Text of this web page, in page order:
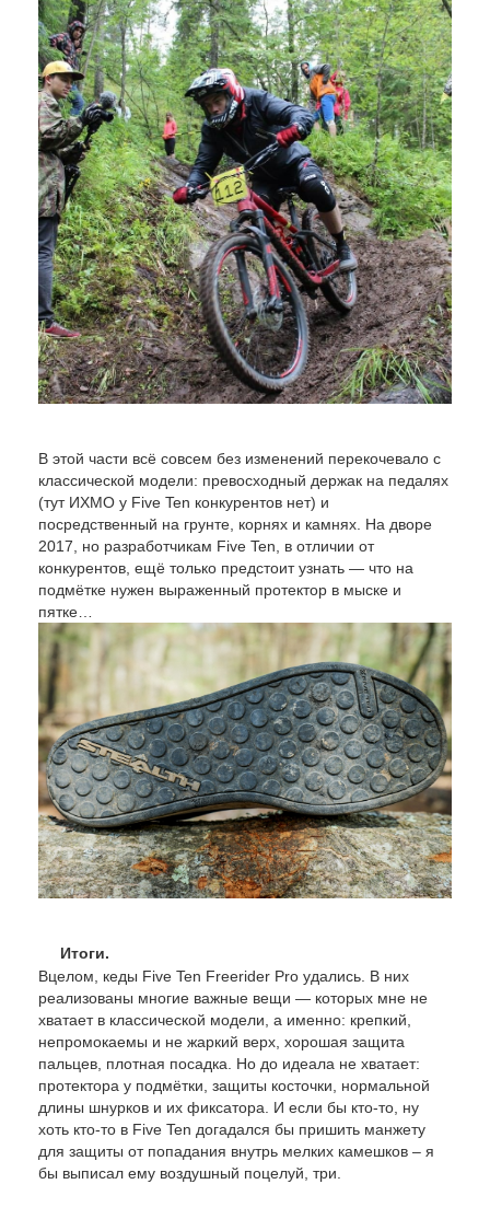
В этой части всё совсем без изменений перекочевало с
классической модели: превосходный держак на педалях
(тут ИХМО у Five Ten конкурентов нет) и
посредственный на грунте, корнях и камнях. На дворе
2017, но разработчикам Five Ten, в отличии от
конкурентов, ещё только предстоит узнать — что на
подмётке нужен выраженный протектор в мыске и
пятке…
Итоги.
Вцелом, кеды Five Ten Freerider Pro удались. В них
реализованы многие важные вещи — которых мне не
хватает в классической модели, а именно: крепкий,
непромокаемы и не жаркий верх, хорошая защита
пальцев, плотная посадка. Но до идеала не хватает:
протектора у подмётки, защиты косточки, нормальной
длины шнурков и их фиксатора. И если бы кто-то, ну
хоть кто-то в Five Ten догадался бы пришить манжету
для защиты от попадания внутрь мелких камешков – я
бы выписал ему воздушный поцелуй, три.